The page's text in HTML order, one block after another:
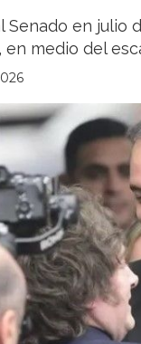
Senado en
en medio del